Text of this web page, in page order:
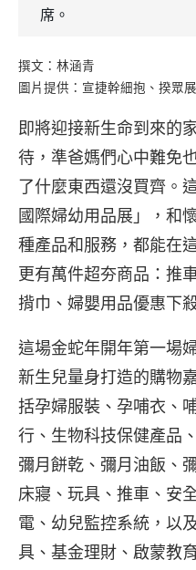
席。
撰文：林涵青
圖片提供：宣捷幹細抱、揆眾
即將迎接新生命到來的
待，準爸媽們心中難免
了什麼東西還沒買齊。
國際婦幼用品展」，和
種產品和服務，都能在
更有萬件超夯商品：推
揹巾、婦嬰用品優惠下
這場金蛇年開年第一場
新生兒量身打造的購物
括孕婦服裝、孕哺衣、
行、生物科技保健產品
彌月餅乾、彌月油飯、
床寢、玩具、推車、安
電、幼兒監控系統，以
具、基金理財、啟蒙教